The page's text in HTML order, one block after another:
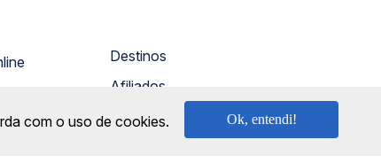
Online
Destinos
Afiliados
Rodomilhas
com o uso de cookies. Ok, entendi!